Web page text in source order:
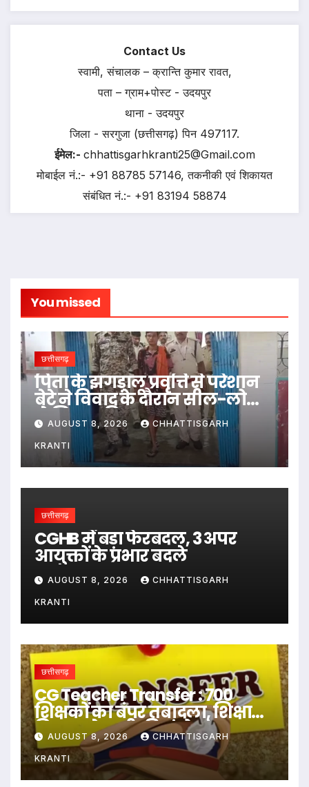
Contact Us
स्वामी, संचालक – क्रान्ति कुमार रावत,
पता – ग्राम+पोस्ट - उदयपुर
थाना - उदयपुर
जिला - सरगुजा (छत्तीसगढ़) पिन 497117.
ईमेल:- chhattisgarhkranti25@Gmail.com
मोबाईल नं.:- +91 88785 57146, तकनीकी एवं शिकायत
संबंधित नं.:- +91 83194 58874
You missed
छत्तीसगढ़
पिता के झगड़ालू प्रवृत्ति से परेशान
बेटे ने विवाद के दौरान सील-लोढ़ा
से सिर पर किया वार…
AUGUST 8, 2026 CHHATTISGARH
KRANTI
छत्तीसगढ़
CGHB में बड़ा फेरबदल, 3 अपर
आयुक्तों के प्रभार बदले
AUGUST 8, 2026 CHHATTISGARH
KRANTI
छत्तीसगढ़
CG Teacher Transfer : 700
शिक्षकों का बंपर तबादला, शिक्षा
विभाग ने जारी की जंबो ट्रांसफर
लिस्ट..
AUGUST 8, 2026 CHHATTISGARH
KRANTI